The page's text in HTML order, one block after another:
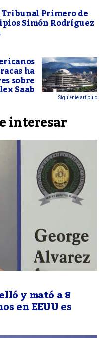
Primero de
Simón Rodríguez
ha
sobre
Saab Siguiente articulo
interesar
y mató a 8
en EEUU es